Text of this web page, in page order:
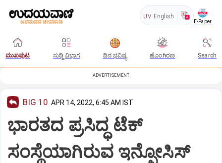
UV English
E-Paper
ಮುಖಪುಟ ಸುದ್ದಿ ವಿಭಾಗ ದಿನ ಭವಿಷ್ಯ ಹೊಂಗಿರಣ Search
ADVERTISEMENT
BIG 10 APR 14, 2022, 6:45 AM IST
ಭಾರತದ ಪ್ರಸಿದ್ಧ ಟೆಕ್‌
ಸಂಸ್ಥೆಯಾಗಿರುವ ಇನ್ಫೋಸಿಸ್‌